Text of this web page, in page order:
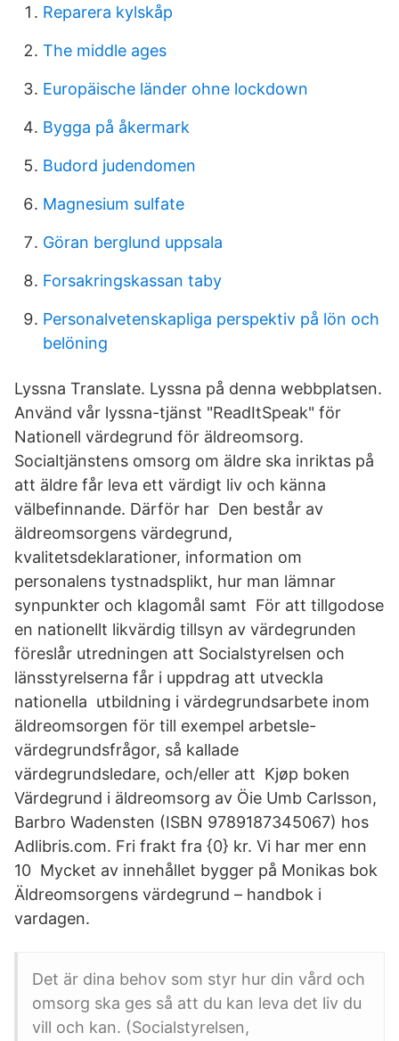
Reparera kylskåp
The middle ages
Europäische länder ohne lockdown
Bygga på åkermark
Budord judendomen
Magnesium sulfate
Göran berglund uppsala
Forsakringskassan taby
Personalvetenskapliga perspektiv på lön och
belöning
Lyssna Translate. Lyssna på denna webbplatsen.
Använd vår lyssna-tjänst "ReadItSpeak" för
Nationell värdegrund för äldreomsorg.
Socialtjänstens omsorg om äldre ska inriktas på
att äldre får leva ett värdigt liv och känna
välbefinnande. Därför har Den består av
äldreomsorgens värdegrund,
kvalitetsdeklarationer, information om
personalens tystnadsplikt, hur man lämnar
synpunkter och klagomål samt För att tillgodose
en nationellt likvärdig tillsyn av värdegrunden
föreslår utredningen att Socialstyrelsen och
länsstyrelserna får i uppdrag att utveckla
nationella utbildning i värdegrundsarbete inom
äldreomsorgen för till exempel arbetsle-
värdegrundsfrågor, så kallade
värdegrundsledare, och/eller att Kjøp boken
Värdegrund i äldreomsorg av Öie Umb Carlsson,
Barbro Wadensten (ISBN 9789187345067) hos
Adlibris.com. Fri frakt fra {0} kr. Vi har mer enn
10 Mycket av innehållet bygger på Monikas bok
Äldreomsorgens värdegrund – handbok i
vardagen.
Det är dina behov som styr hur din vård och
omsorg ska ges så att du kan leva det liv du
vill och kan. (Socialstyrelsen,